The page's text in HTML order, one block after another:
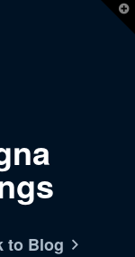
to Blog